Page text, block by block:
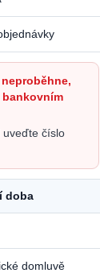
uveďte číslo
doba
domluvě